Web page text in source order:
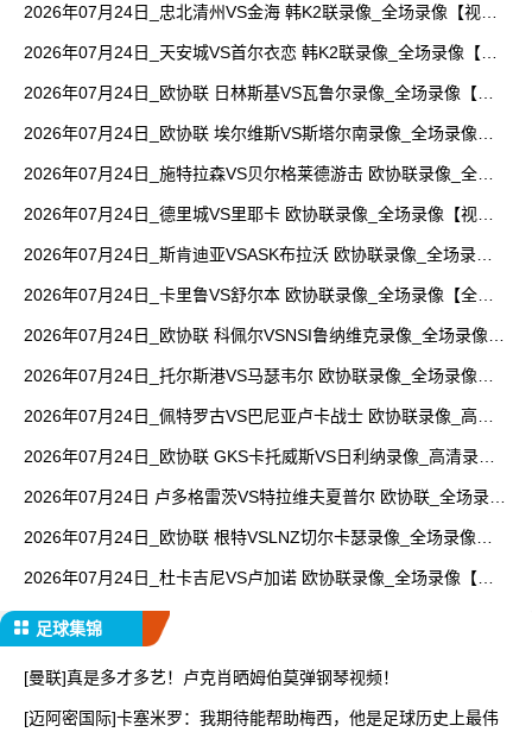
2026年07月24日_忠北清州VS金海 韩K2联录像_全场录像【视频
2026年07月24日_天安城VS首尔衣恋 韩K2联录像_全场录像【视
2026年07月24日_欧协联 日林斯基VS瓦鲁尔录像_全场录像【全
2026年07月24日_欧协联 埃尔维斯VS斯塔尔南录像_全场录像
2026年07月24日_施特拉森VS贝尔格莱德游击 欧协联录像_全场
2026年07月24日_德里城VS里耶卡 欧协联录像_全场录像【视频
2026年07月24日_斯肯迪亚VSASK布拉沃 欧协联录像_全场录像
2026年07月24日_卡里鲁VS舒尔本 欧协联录像_全场录像【全场
2026年07月24日_欧协联 科佩尔VSNSI鲁纳维克录像_全场录像
2026年07月24日_托尔斯港VS马瑟韦尔 欧协联录像_全场录像
2026年07月24日_佩特罗古VS巴尼亚卢卡战士 欧协联录像_高清
2026年07月24日_欧协联 GKS卡托威斯VS日利纳录像_高清录像
2026年07月24日 卢多格雷茨VS特拉维夫夏普尔 欧协联_全场录像
2026年07月24日_欧协联 根特VSLNZ切尔卡瑟录像_全场录像
2026年07月24日_杜卡吉尼VS卢加诺 欧协联录像_全场录像【全
足球集锦
[曼联]真是多才多艺！卢克肖晒姆伯莫弹钢琴视频！
[迈阿密国际]卡塞米罗：我期待能帮助梅西，他是足球历史上最伟